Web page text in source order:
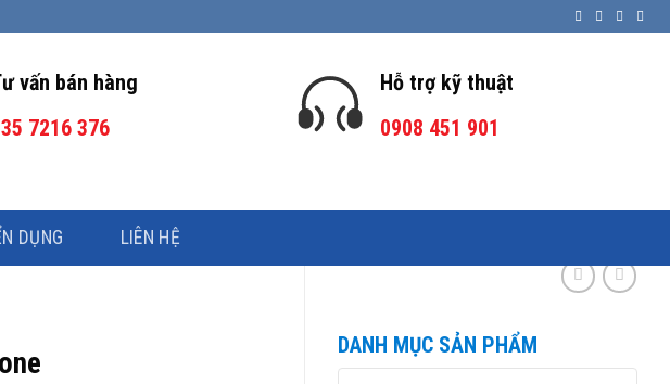
vấn bán hàng
7216 376
Hỗ trợ kỹ thuật
0908 451 901
DỤNG LIÊN HỆ
DANH MỤC SẢN PHẨM